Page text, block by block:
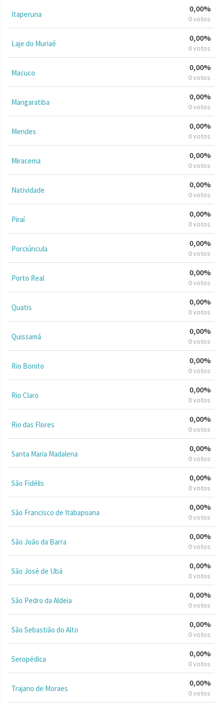
Itaperuna
0,00%
0 votos
Laje do Muriaé
0,00%
0 votos
Macuco
0,00%
0 votos
Mangaratiba
0,00%
0 votos
Mendes
0,00%
0 votos
Miracema
0,00%
0 votos
Natividade
0,00%
0 votos
Piraí
0,00%
0 votos
Porciúncula
0,00%
0 votos
Porto Real
0,00%
0 votos
Quatis
0,00%
0 votos
Quissamã
0,00%
0 votos
Rio Bonito
0,00%
0 votos
Rio Claro
0,00%
0 votos
Rio das Flores
0,00%
0 votos
Santa Maria Madalena
0,00%
0 votos
São Fidélis
0,00%
0 votos
São Francisco de Itabapoana
0,00%
0 votos
São João da Barra
0,00%
0 votos
São José de Ubá
0,00%
0 votos
São Pedro da Aldeia
0,00%
0 votos
São Sebastião do Alto
0,00%
0 votos
Seropédica
0,00%
0 votos
Trajano de Moraes
0,00%
0 votos